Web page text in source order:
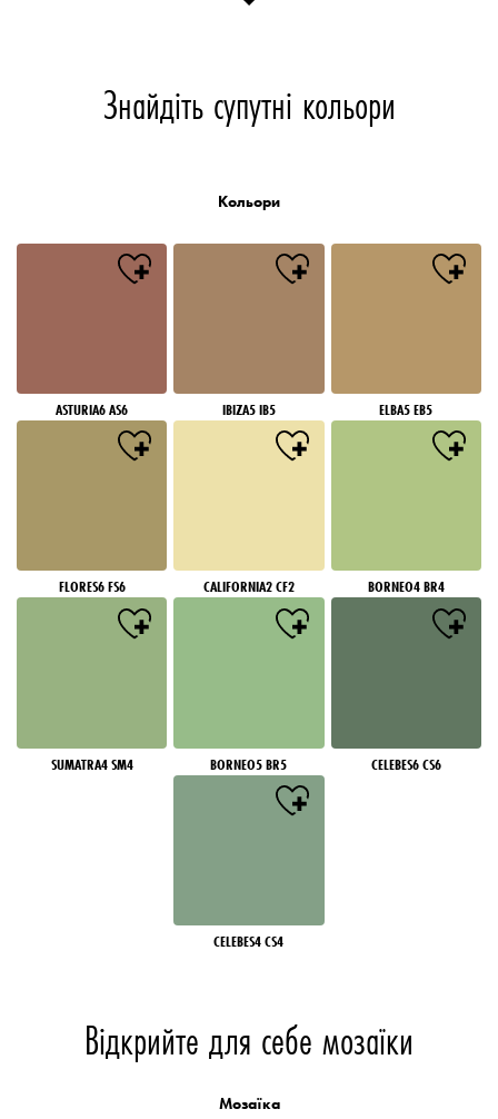
Знайдіть супутні кольори
Кольори
ASTURIA6 AS6 IBIZA5 IB5 ELBA5 EB5
FLORES6 FS6 CALIFORNIA2 CF2 BORNEO4 BR4
SUMATRA4 SM4 BORNEO5 BR5 CELEBES6 CS6
CELEBES4 CS4
Відкрийте для себе мозаїки
Мозаїка